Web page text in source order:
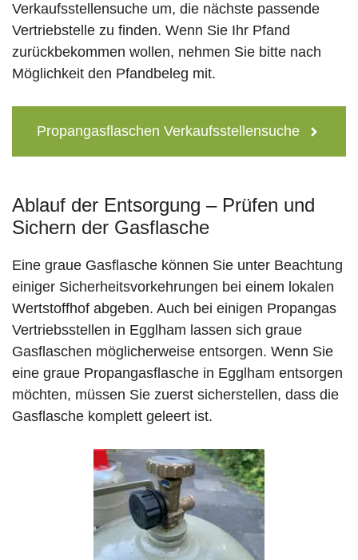
Verkaufsstellensuche um, die nächste passende
Vertriebstelle zu finden. Wenn Sie Ihr Pfand
zurückbekommen wollen, nehmen Sie bitte nach
Möglichkeit den Pfandbeleg mit.
Propangasflaschen Verkaufsstellensuche
Ablauf der Entsorgung – Prüfen und
Sichern der Gasflasche
Eine graue Gasflasche können Sie unter Beachtung
einiger Sicherheitsvorkehrungen bei einem lokalen
Wertstoffhof abgeben. Auch bei einigen Propangas
Vertriebsstellen in Egglham lassen sich graue
Gasflaschen möglicherweise entsorgen. Wenn Sie
eine graue Propangasflasche in Egglham entsorgen
möchten, müssen Sie zuerst sicherstellen, dass die
Gasflasche komplett geleert ist.